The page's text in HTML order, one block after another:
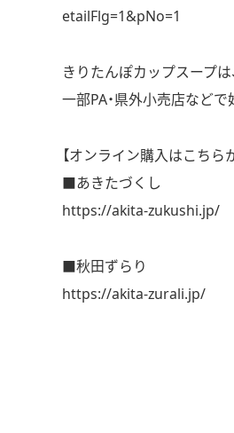
etailFlg=1&pNo=1
きりたんぽカップスープは
一部PA・県外小売店などで
【オンライン購入はこちら
■あきたづくし
https://akita-zukushi.jp/
■秋田ずらり
https://akita-zurali.jp/